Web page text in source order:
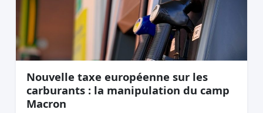
Nouvelle taxe européenne sur les
carburants : la manipulation du camp
Macron